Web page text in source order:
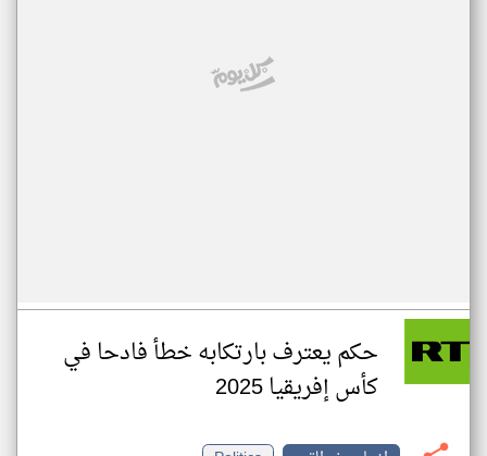
حكم يعترف بارتكابه خطأ فادحا في
كأس إفريقيا 2025